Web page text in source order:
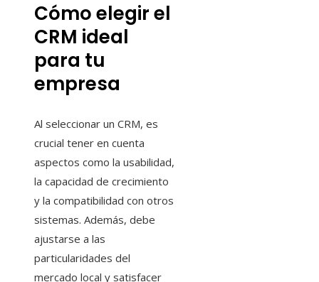
Cómo elegir el
CRM ideal
para tu
empresa
Al seleccionar un CRM, es
crucial tener en cuenta
aspectos como la usabilidad,
la capacidad de crecimiento
y la compatibilidad con otros
sistemas. Además, debe
ajustarse a las
particularidades del
mercado local y satisfacer